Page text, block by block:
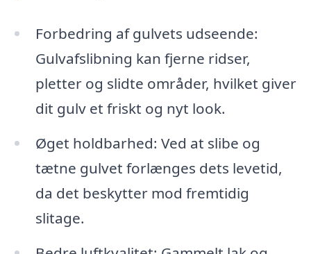
Forbedring af gulvets udseende:
Gulvafslibning kan fjerne ridser,
pletter og slidte områder, hvilket giver
dit gulv et friskt og nyt look.
Øget holdbarhed: Ved at slibe og
tætne gulvet forlænges dets levetid,
da det beskytter mod fremtidig
slitage.